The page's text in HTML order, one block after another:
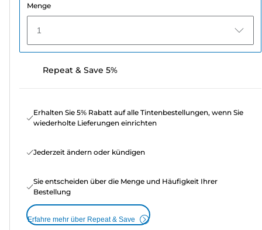
Menge
1
Repeat & Save 5%
Erhalten Sie 5% Rabatt auf alle Tintenbestellungen, wenn Sie
wiederholte Lieferungen einrichten
Jederzeit ändern oder kündigen
Sie entscheiden über die Menge und Häufigkeit Ihrer
Bestellung
Erfahre mehr über Repeat & Save